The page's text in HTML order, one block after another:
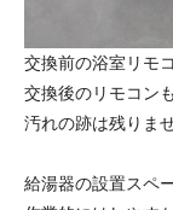
交換前の浴室リモ
交換後のリモコン
汚れの跡は残りませ
給湯器の設置スペ